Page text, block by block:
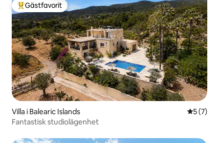
Populär gästfavorit
Gästfavorit
Villa i Balearic Islands 5 av 5 i
5 (7)
Fantastisk studiolägenhet